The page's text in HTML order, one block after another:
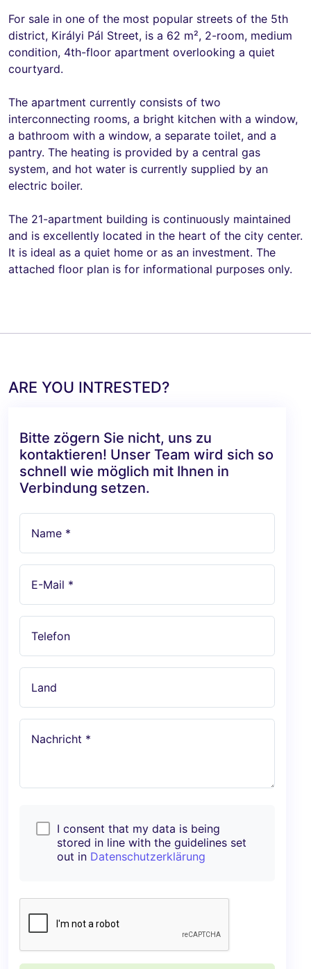
For sale in one of the most popular streets of the 5th
district, Királyi Pál Street, is a 62 m², 2-room, medium
condition, 4th-floor apartment overlooking a quiet
courtyard.
The apartment currently consists of two
interconnecting rooms, a bright kitchen with a window,
a bathroom with a window, a separate toilet, and a
pantry. The heating is provided by a central gas
system, and hot water is currently supplied by an
electric boiler.
The 21-apartment building is continuously maintained
and is excellently located in the heart of the city center.
It is ideal as a quiet home or as an investment. The
attached floor plan is for informational purposes only.
ARE YOU INTRESTED?
Bitte zögern Sie nicht, uns zu
kontaktieren! Unser Team wird sich so
schnell wie möglich mit Ihnen in
Verbindung setzen.
Name *
E-Mail *
Telefon
Land
Nachricht *
I consent that my data is being
stored in line with the guidelines set
out in Datenschutzerklärung